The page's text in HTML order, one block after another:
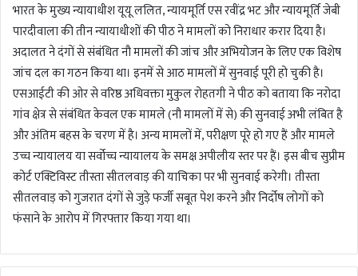
भारत के मुख्य न्यायाधीश यूयू ललित, न्यायमूर्ति एस रवींद्र भट और न्यायमूर्ति जेबी
पारदीवाला की तीन न्यायाधीशों की पीठ ने मामलों को निराधार करार दिया है।
अदालत ने दंगों से संबंधित नौ मामलों की जांच और अभियोजन के लिए एक विशेष
जांच दल का गठन किया था। इनमें से आठ मामलों में सुनवाई पूरी हो चुकी है।
एसआईटी की ओर से वरिष्ठ अधिवक्ता मुकुल रोहतगी ने पीठ को बताया कि नरोदा
गांव क्षेत्र से संबंधित केवल एक मामले (नौ मामलों में से) की सुनवाई अभी लंबित है
और अंतिम बहस के चरण में है। अन्य मामलों में, परीक्षण पूरे हो गए हैं और मामले
उच्च न्यायालय या सर्वोच्च न्यायालय के समक्ष अपीलीय स्तर पर हैं। इस बीच सुप्रीम
कोर्ट एक्टिविस्ट तीस्ता सीतलवाड़ की याचिका पर भी सुनवाई करेगी। तीस्ता
सीतलवाड़ को गुजरात दंगों से जुड़े फर्जी सबूत पेश करने और निर्दोष लोगों को
फंसाने के आरोप में गिरफ्तार किया गया था।